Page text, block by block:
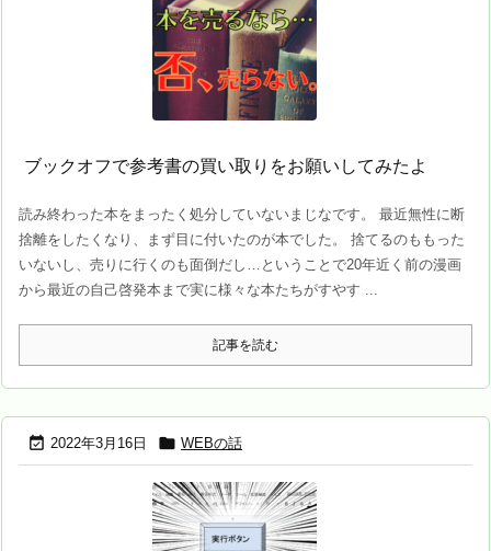
ブックオフで参考書の買い取りをお願いしてみたよ
読み終わった本をまったく処分していないまじなです。 最近無性に断
捨離をしたくなり、まず目に付いたのが本でした。 捨てるのももった
いないし、売りに行くのも面倒だし…ということで20年近く前の漫画
から最近の自己啓発本まで実に様々な本たちがすやす ...
記事を読む
 2022年3月16日  WEBの話